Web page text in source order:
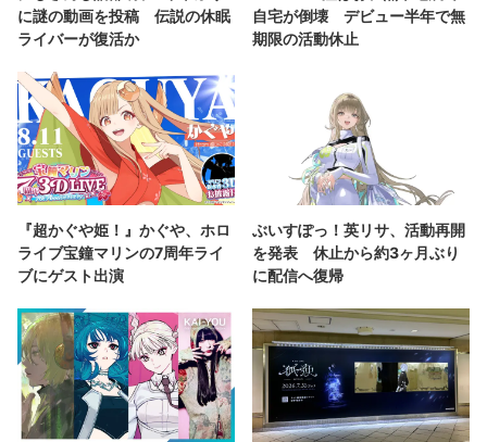
に謎の動画を投稿 伝説の休眠
ライバーが復活か
自宅が倒壊 デビュー半年で無
期限の活動休止
『超かぐや姫！』かぐや、ホロ
ライブ宝鐘マリンの7周年ライ
ブにゲスト出演
ぶいすぽっ！英リサ、活動再開
を発表 休止から約3ヶ月ぶり
に配信へ復帰